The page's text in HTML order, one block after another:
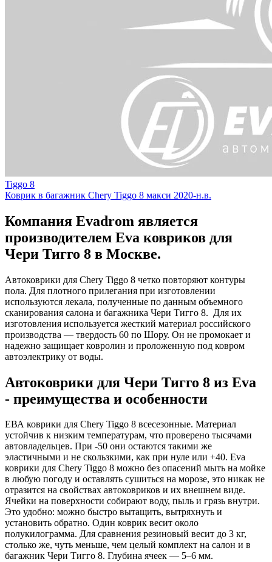
Tiggo 8
Коврик в багажник Chery Tiggo 8 макси 2020-н.в.
Компания Evadrom является
производителем Eva ковриков для
Чери Тигго 8 в Москве.
Автоковрики для Chery Tiggo 8 четко повторяют контуры
пола. Для плотного прилегания при изготовлении
используются лекала, полученные по данным объемного
сканирования салона и багажника Чери Тигго 8. Для их
изготовления используется жесткий материал российского
производства — твердость 60 по Шору. Он не промокает и
надежно защищает ковролин и проложенную под ковром
автоэлектрику от воды.
Автоковрики для Чери Тигго 8 из Eva
- преимущества и особенности
ЕВА коврики для Chery Tiggo 8 всесезонные. Материал
устойчив к низким температурам, что проверено тысячами
автовладельцев. При -50 они остаются такими же
эластичными и не скользкими, как при нуле или +40. Eva
коврики для Chery Tiggo 8 можно без опасений мыть на мойке
в любую погоду и оставлять сушиться на морозе, это никак не
отразится на свойствах автоковриков и их внешнем виде.
Ячейки на поверхности собирают воду, пыль и грязь внутри.
Это удобно: можно быстро вытащить, вытряхнуть и
установить обратно. Один коврик весит около
полукилограмма. Для сравнения резиновый весит до 3 кг,
столько же, чуть меньше, чем целый комплект на салон и в
багажник Чери Тигго 8. Глубина ячеек — 5–6 мм.